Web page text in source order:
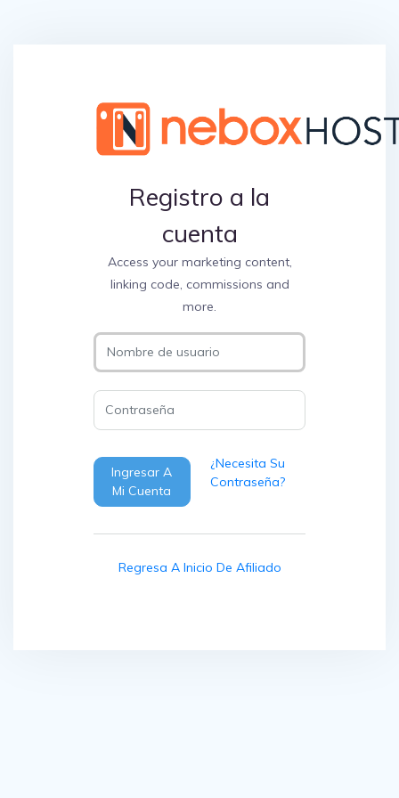
Registro a la
cuenta
Access your marketing content,
linking code, commissions and
more.
Ingresar A
Mi Cuenta
¿Necesita Su
Contraseña?
Regresa A Inicio De Afiliado